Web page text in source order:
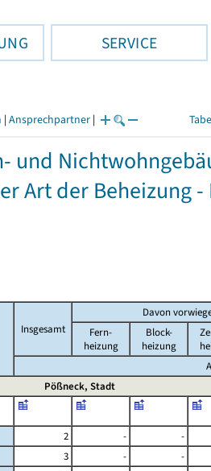
SERVICE
| Ansprechpartner |
und
Art der Beheizung
Insgesamt
Davon
Fern-
heizung
Block-
heizung
Pößneck, Stadt
2 - -
3 - -